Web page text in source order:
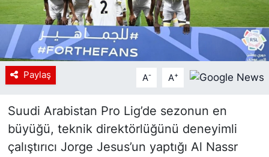
Paylaş A- A+
Suudi Arabistan Pro Lig’de sezonun en
büyüğü, teknik direktörlüğünü deneyimli
çalıştırıcı Jorge Jesus’un yaptığı Al Nassr
Haberde insan
Tanıtım